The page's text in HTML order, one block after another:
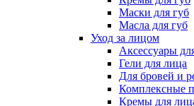
Маски для губ
Масла для губ
Уход за лицом
Аксессуары
Гели для лица
Для бровей и
Комплексные
Кремы для